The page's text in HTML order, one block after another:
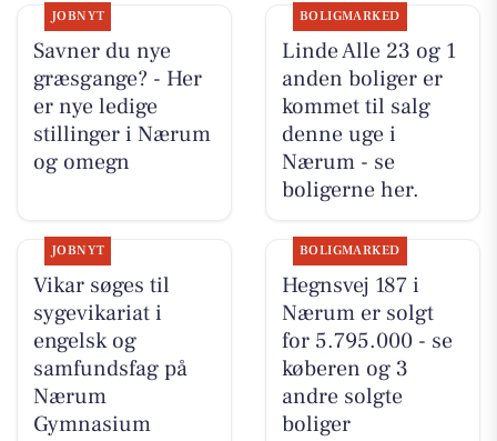
JOBNYT
Savner du nye
græsgange? - Her
er nye ledige
stillinger i Nærum
og omegn
BOLIGMARKED
Linde Alle 23 og 1
anden boliger er
kommet til salg
denne uge i
Nærum - se
boligerne her.
JOBNYT
Vikar søges til
sygevikariat i
engelsk og
samfundsfag på
Nærum
Gymnasium
BOLIGMARKED
Hegnsvej 187 i
Nærum er solgt
for 5.795.000 - se
køberen og 3
andre solgte
boliger